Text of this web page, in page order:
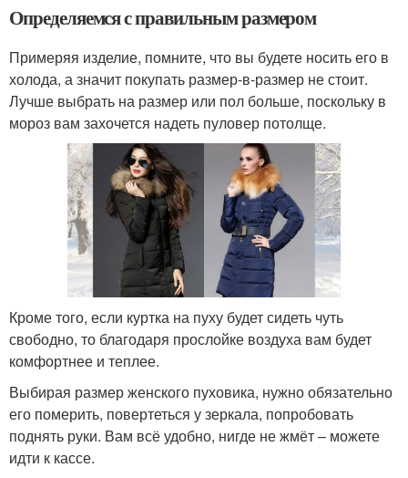
Определяемся с правильным размером
Примеряя изделие, помните, что вы будете носить его в
холода, а значит покупать размер-в-размер не стоит.
Лучше выбрать на размер или пол больше, поскольку в
мороз вам захочется надеть пуловер потолще.
Кроме того, если куртка на пуху будет сидеть чуть
свободно, то благодаря прослойке воздуха вам будет
комфортнее и теплее.
Выбирая размер женского пуховика, нужно обязательно
его померить, повертеться у зеркала, попробовать
поднять руки. Вам всё удобно, нигде не жмёт – можете
идти к кассе.